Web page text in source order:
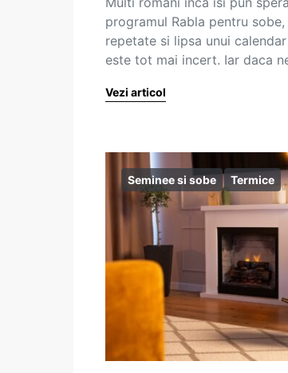
programul Rabla pentru
repetate si lipsa unui
este tot mai incert. Iar daca
Vezi articol
Seminee si sobe Termice